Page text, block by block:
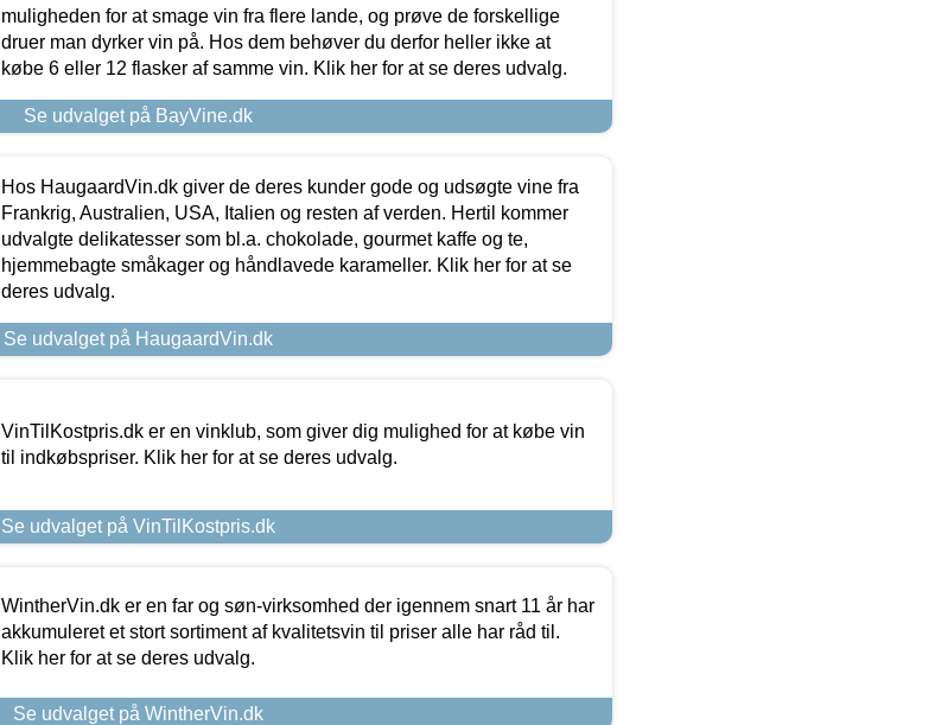
muligheden for at smage vin fra flere lande, og prøve de forskellige
druer man dyrker vin på. Hos dem behøver du derfor heller ikke at
købe 6 eller 12 flasker af samme vin. Klik her for at se deres udvalg.
Se udvalget på BayVine.dk
Hos HaugaardVin.dk giver de deres kunder gode og udsøgte vine fra
Frankrig, Australien, USA, Italien og resten af verden. Hertil kommer
udvalgte delikatesser som bl.a. chokolade, gourmet kaffe og te,
hjemmebagte småkager og håndlavede karameller. Klik her for at se
deres udvalg.
Se udvalget på HaugaardVin.dk
VinTilKostpris.dk er en vinklub, som giver dig mulighed for at købe vin
til indkøbspriser. Klik her for at se deres udvalg.
Se udvalget på VinTilKostpris.dk
WintherVin.dk er en far og søn-virksomhed der igennem snart 11 år har
akkumuleret et stort sortiment af kvalitetsvin til priser alle har råd til.
Klik her for at se deres udvalg.
Se udvalget på WintherVin.dk